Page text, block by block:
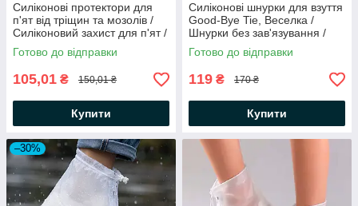
Силіконові протектори для
п'ят від тріщин та мозолів /
Силіконовий захист для п'ят /
Протектор для п'ят з
перфорацією
Готово до відправки
105,01 ₴ 150,01 ₴
Купити
Силіконові шнурки для взуття
Good-Bye Tie, Веселка /
Шнурки без зав'язування /
Різнокольорові шнурки
Готово до відправки
119 ₴ 170 ₴
Купити
–30%